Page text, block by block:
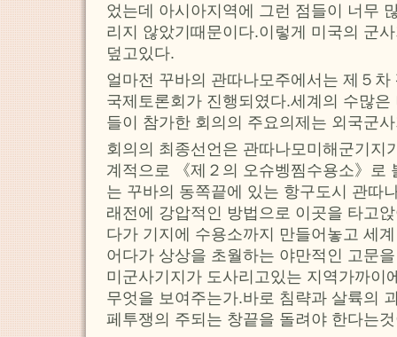
었는데 아시아지역에 그런 점들이 너무
리지 않았기때문이다.이렇게 미국의 군
덮고있다.
얼마전 꾸바의 관따나모주에서는 제５
국제토론회가 진행되였다.세계의 수많
들이 참가한 회의의 주요의제는 외국군
회의의 최종선언은 관따나모미해군기지
계적으로 《제２의 오슈벵찜수용소》로
는 꾸바의 동쪽끝에 있는 항구도시 관따
래전에 강압적인 방법으로 이곳을 타고
다가 기지에 수용소까지 만들어놓고 세
어다가 상상을 초월하는 야만적인 고문
미군사기지가 도사리고있는 지역가까이
무엇을 보여주는가.바로 침략과 살륙의
페투쟁의 주되는 창끝을 돌려야 한다는